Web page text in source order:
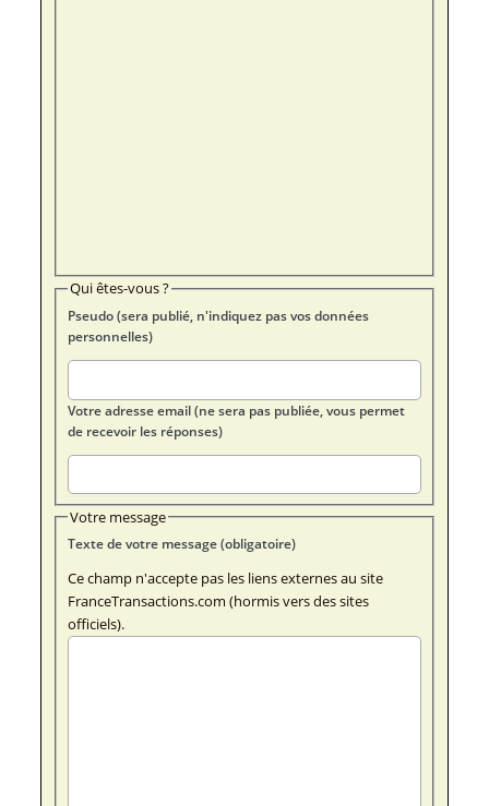
Qui êtes-vous ?
Pseudo (sera publié, n'indiquez pas vos données
personnelles)
Votre adresse email (ne sera pas publiée, vous permet
de recevoir les réponses)
Votre message
Texte de votre message (obligatoire)
Ce champ n'accepte pas les liens externes au site
FranceTransactions.com (hormis vers des sites
officiels).